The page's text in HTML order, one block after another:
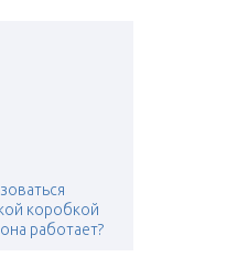
коробкой
работает?